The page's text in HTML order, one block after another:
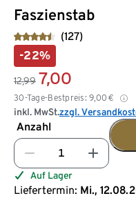
Faszienstab
(127)
-22%
12,99 7,00
30-Tage-Bestpreis: 9,00 €
inkl. MwSt.zzgl.
Anzahl
Auf Lager
Liefertermin: Mi.,